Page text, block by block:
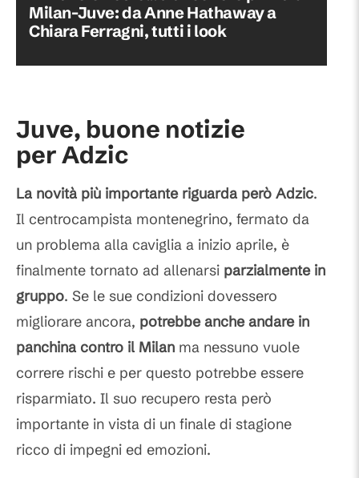
Milan-Juve: da Anne Hathaway a
Chiara Ferragni, tutti i look
Juve, buone notizie
per Adzic
La novità più importante riguarda però Adzic.
Il centrocampista montenegrino, fermato da
un problema alla caviglia a inizio aprile, è
finalmente tornato ad allenarsi parzialmente in
gruppo. Se le sue condizioni dovessero
migliorare ancora, potrebbe anche andare in
panchina contro il Milan ma nessuno vuole
correre rischi e per questo potrebbe essere
risparmiato. Il suo recupero resta però
importante in vista di un finale di stagione
ricco di impegni ed emozioni.